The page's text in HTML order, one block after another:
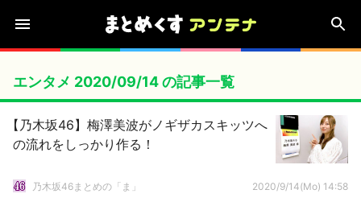
エンタメ 2020/09/14 の記事一覧
【乃木坂46】梅澤美波がノギザカスキッツへ
の流れをしっかり作る！
乃木坂46まとめの「ま」 2020/9/14(Mo) 14:58